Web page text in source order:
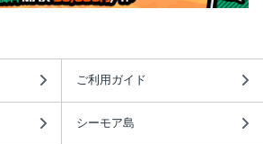
ご利用ガイド
シーモア島